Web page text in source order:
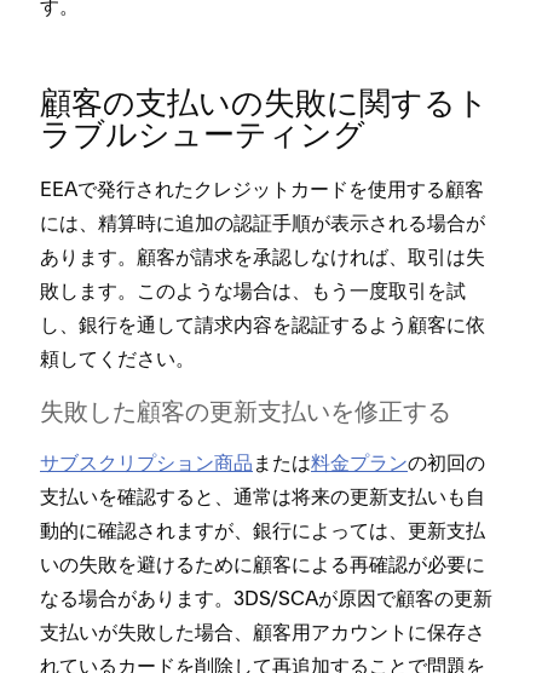
す⁠。
顧客の支払いの失敗に関するト
ラブルシ⁠ュ⁠ーテ⁠ィング
EEAで発行されたクレジ⁠ットカ⁠ードを使用する顧客
には⁠、精算時に追加の認証手順が表示される場合が
あります⁠。顧客が請求を承認しなければ⁠、取引は失
敗します⁠。このような場合は⁠、もう一度取引を試
し⁠、銀行を通して請求内容を認証するよう顧客に依
頼してください⁠。
失敗した顧客の更新支払いを修正する
サブスクリプシ⁠ョン商品 または料金プランの初回の
支払いを確認すると⁠、通常は将来の更新支払いも自
動的に確認されますが⁠、銀行によ⁠っては⁠、更新支払
いの失敗を避けるために顧客による再確認が必要に
なる場合があります⁠。3DS/SCAが原因で顧客の更新
支払いが失敗した場合⁠、顧客用アカウントに保存さ
れているカ⁠ードを削除して再追加することで問題を